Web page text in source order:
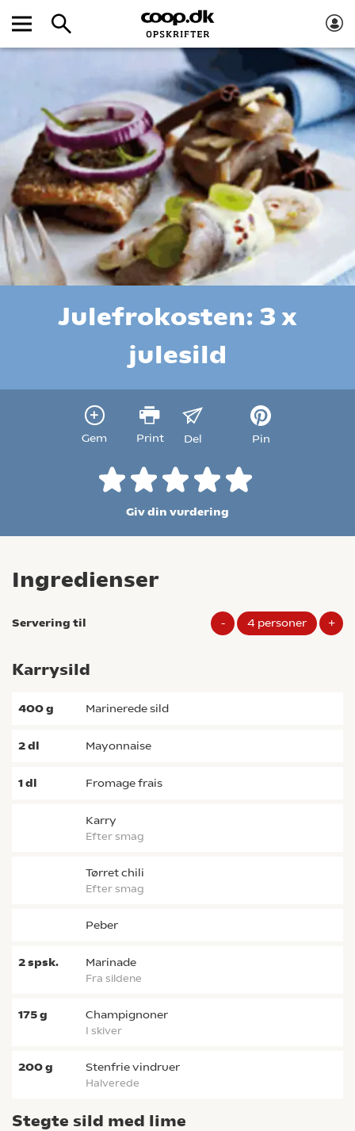
Julefrokosten: 3 x
julesild
Gem Print Del Pin
Giv din vurdering
Ingredienser
Servering til - 4 personer +
Karrysild
400g marinerede sild
2dl mayonnaise
1dl fromage frais
karry
efter smag
tørret chili
efter smag
peber
2spsk. Marinade
fra sildene
175g champignoner
i skiver
200g stenfrie vindruer
halverede
Stegte sild med lime